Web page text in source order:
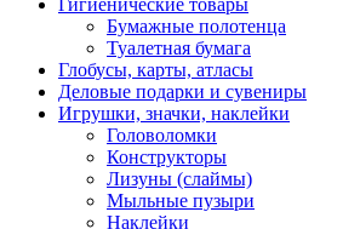
Гигиенические товары
Бумажные полотенца
Туалетная бумага
Глобусы, карты, атласы
Деловые подарки и сувениры
Игрушки, значки, наклейки
Головоломки
Конструкторы
Лизуны (слаймы)
Мыльные пузыри
Наклейки